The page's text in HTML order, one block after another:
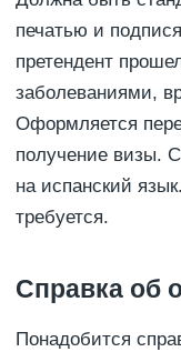
печатью и
претендент
заболеваниями,
Оформляется
получение визы.
на испанский
требуется.
Справка об
Понадобится